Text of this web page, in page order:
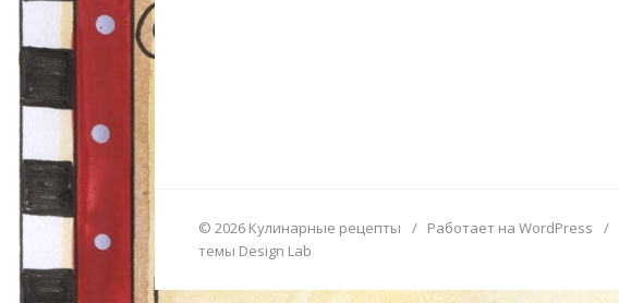
© 2026 Кулинарные рецепты / Работает на WordPress /
темы Design Lab